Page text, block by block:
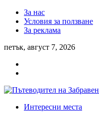
За нас
Условия за ползване
За реклама
петък, август 7, 2026
Интересни места